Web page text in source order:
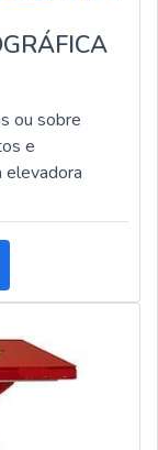
ou sobre
e
elevadora